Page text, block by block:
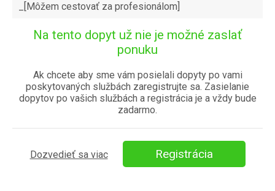
_[Môžem cestovať za profesionálom]
Na tento dopyt už nie je možné zaslať
ponuku
Ak chcete aby sme vám posielali dopyty po vami
poskytovaných službách zaregistrujte sa. Zasielanie
dopytov po vašich službách a registrácia je a vždy bude
zadarmo.
Dozvedieť sa viac Registrácia